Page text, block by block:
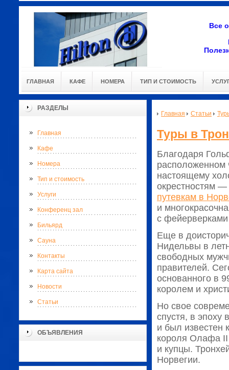
Все
ГЛАВНАЯ КАФЕ НОМЕРА ТИП И СТОИМОСТЬ
РАЗДЕЛЫ
Главная
Кафе
Номера
Тип и стоимость
Услуги
Конференц зал
Бильярд
Сауна
Контакты
Карта сайта
Новости
Статьи
ОБЪЯВЛЕНИЯ
Главная Статьи
Туры в
Благодаря
расположенном
настоящему
окрестностям
путевкам в
и
с
Еще в
Нидельвы в
свободных
правителей.
основанного в
королем и
Но свое
спустя, в эпоху
и был известен
короля Олафа II
и купцы.
Норвегии.